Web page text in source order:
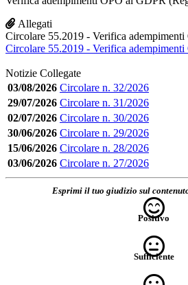
Allegati
Circolare 55.2019 - Verifica
Circolare 55.2019 - Verifica
Notizie Collegate
03/08/2026 Circolare n. 32/2026
29/07/2026 Circolare n. 31/2026
02/07/2026 Circolare n. 30/2026
30/06/2026 Circolare n. 29/2026
15/06/2026 Circolare n. 28/2026
03/06/2026 Circolare n. 27/2026
Esprimi il tuo giudizio sul
Positivo
Sufficiente